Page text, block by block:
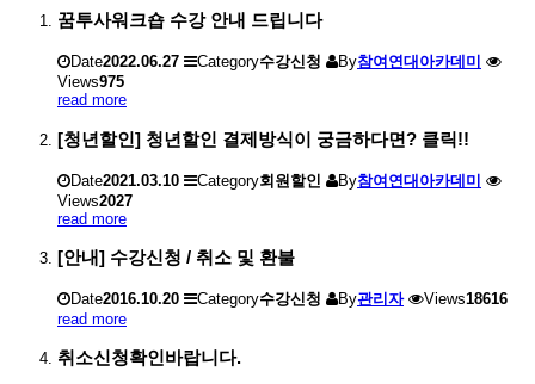
꿈투사워크숍 수강 안내 드립니다
Date2022.06.27 Category수강신청 By참여연대아카데미
Views975
read more
[청년할인] 청년할인 결제방식이 궁금하다면? 클릭!!
Date2021.03.10 Category회원할인 By참여연대아카데미
Views2027
read more
[안내] 수강신청 / 취소 및 환불
Date2016.10.20 Category수강신청 By관리자 Views18616
read more
취소신청확인바랍니다.